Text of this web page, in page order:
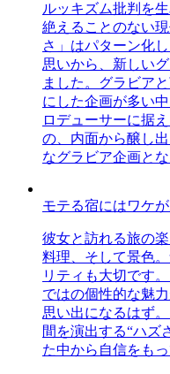
ルッキズム批判を
絶えることのない
さ」はパターン化
思いから、新しい
ました。グラビア
にした企画が多い
ロデューサーに据
の、内面から醸し
なグラビア企画とな
モテる宿にはワケ
彼女と訪れる旅の
料理、そして景色
リティも大切です
ではの個性的な魅
思い出になるはず
間を演出する“ハズ
た中から自信をも